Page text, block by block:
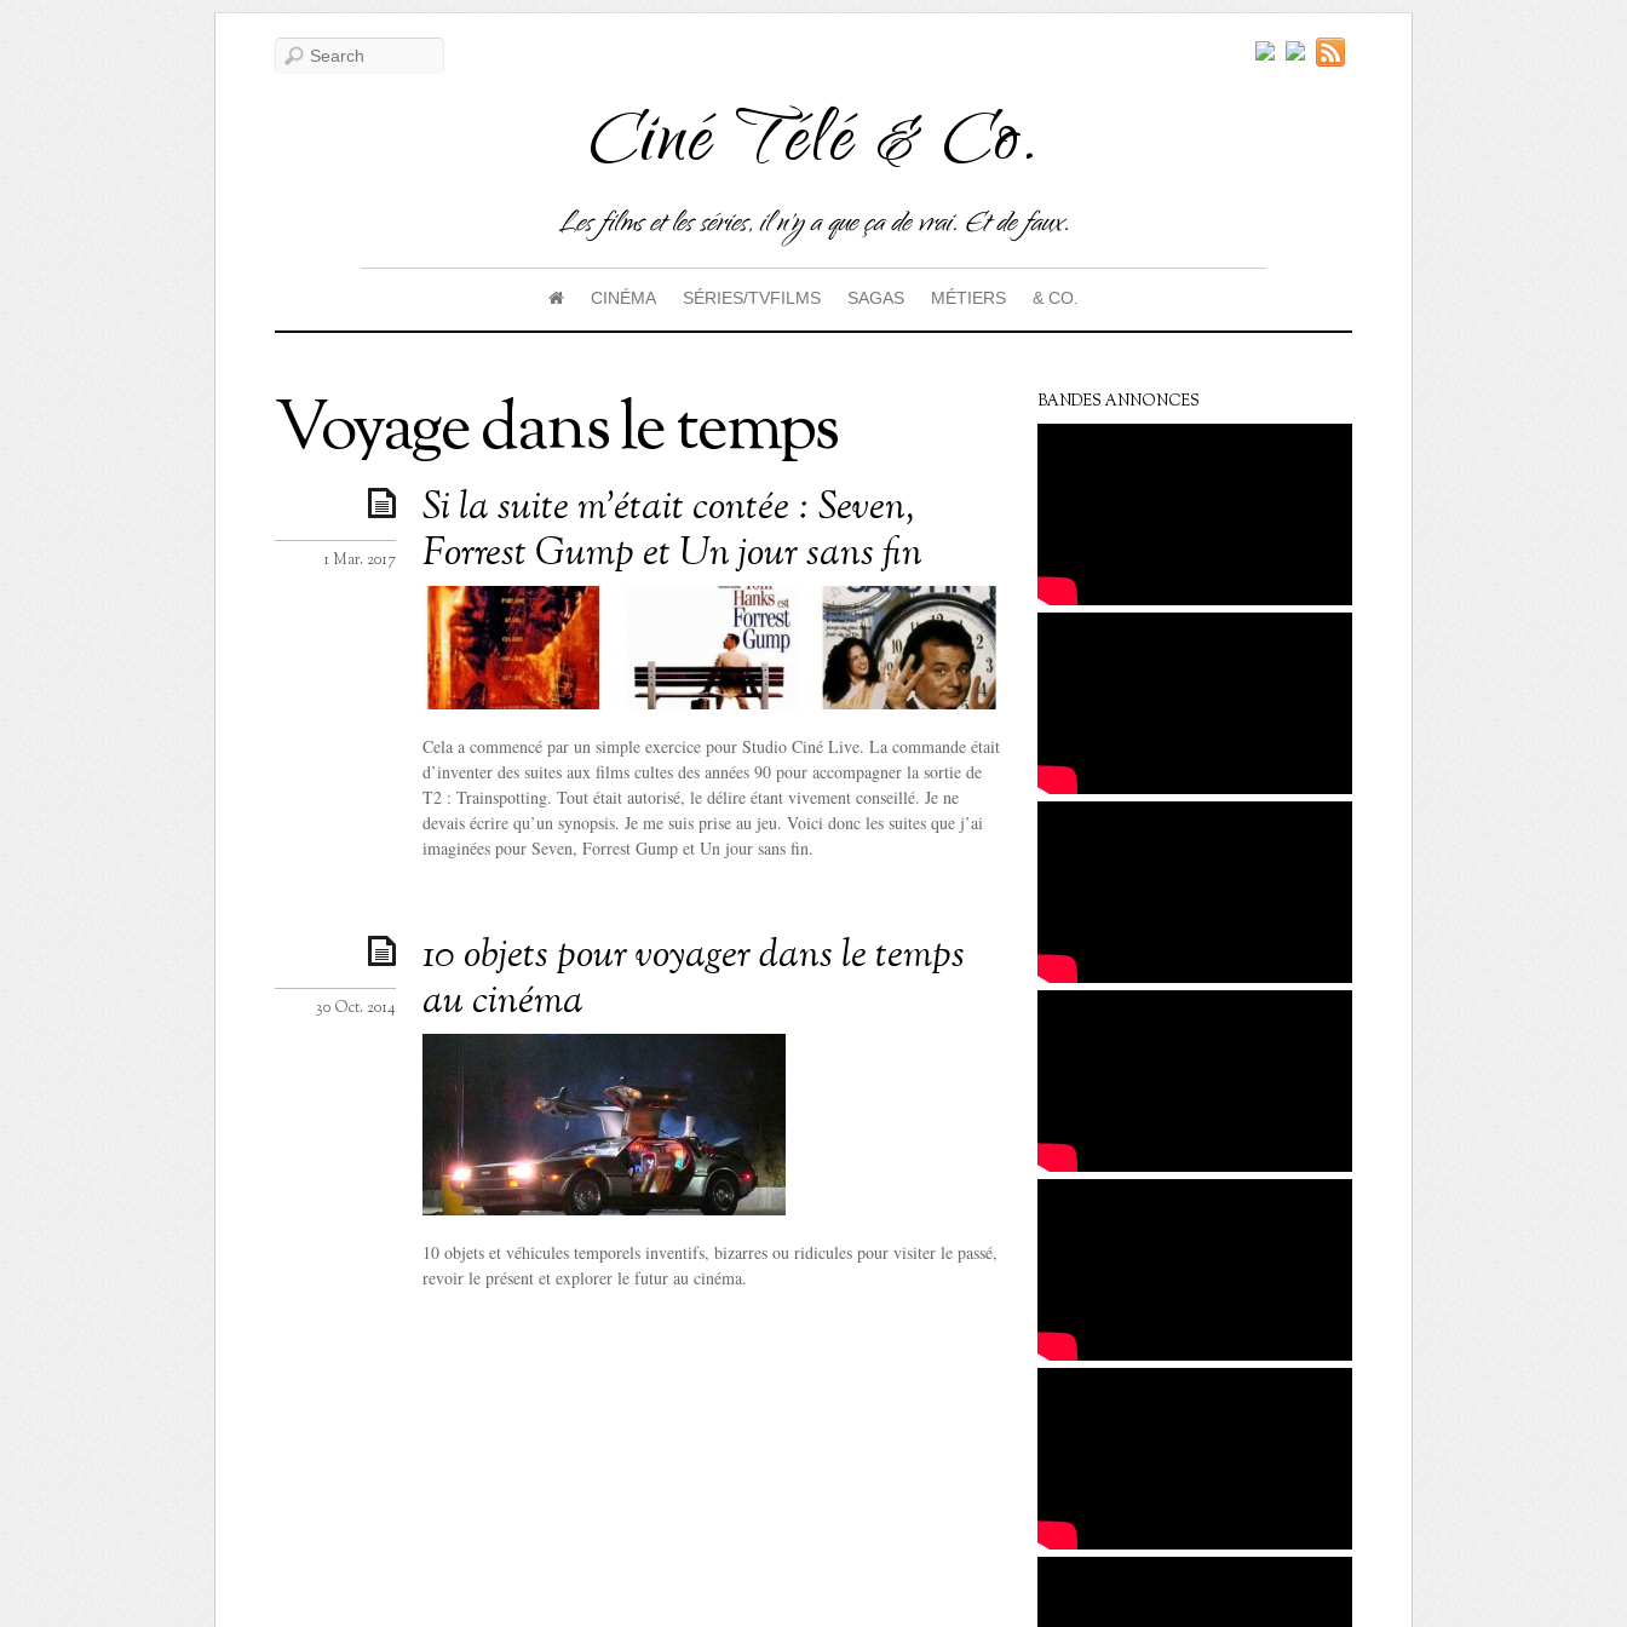
Ciné Télé & Co.
Les films et les séries, il n'y a que ça de vrai. Et de faux.
CINÉMA SÉRIES/TVFILMS SAGAS MÉTIERS & CO.
Voyage dans le temps
Si la suite m’était contée : Seven,
Forrest Gump et Un jour sans fin
1 Mar. 2017
Cela a commencé par un simple exercice pour Studio Ciné Live. La commande était
d’inventer des suites aux films cultes des années 90 pour accompagner la sortie de
T2 : Trainspotting. Tout était autorisé, le délire étant vivement conseillé. Je ne
devais écrire qu’un synopsis. Je me suis prise au jeu. Voici donc les suites que j’ai
imaginées pour Seven, Forrest Gump et Un jour sans fin.
10 objets pour voyager dans le temps
au cinéma
30 Oct. 2014
10 objets et véhicules temporels inventifs, bizarres ou ridicules pour visiter le passé,
revoir le présent et explorer le futur au cinéma.
BANDES ANNONCES